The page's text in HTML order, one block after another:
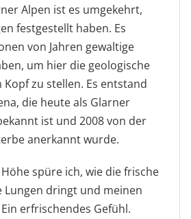
Alpen ist es umgekehrt,
festgestellt haben. Es
von Jahren gewaltige
um hier die geologische
zu stellen. Es entstand
die heute als Glarner
ist und 2008 von der
anerkannt wurde.
spüre ich, wie die frische
Lungen dringt und meinen
erfrischendes Gefühl.